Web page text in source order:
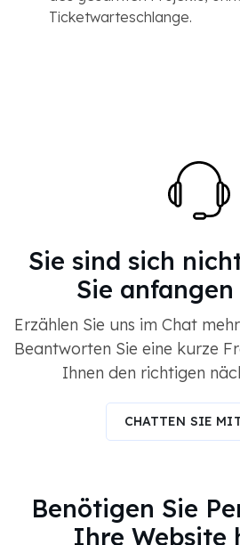
Ticketwarteschlange.
Sie sind sich
Sie anfangen
Erzählen Sie uns im Chat
Beantworten Sie eine kurze
Ihnen den richtigen
CHATTEN SIE
Benötigen Sie
Ihre Website